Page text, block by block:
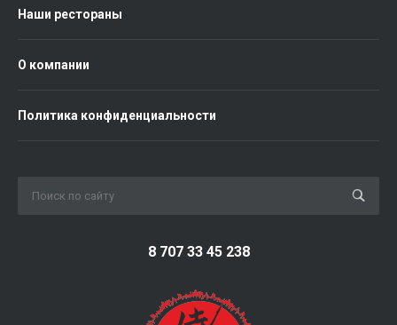
Наши рестораны
О компании
Политика конфиденциальности
8 707 33 45 238